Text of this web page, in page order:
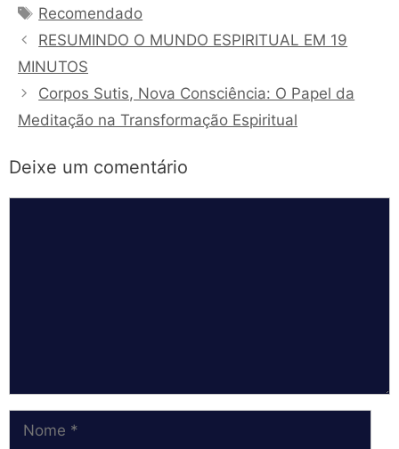
Tags
Recomendado
RESUMINDO O MUNDO ESPIRITUAL EM 19
MINUTOS
Corpos Sutis, Nova Consciência: O Papel da
Meditação na Transformação Espiritual
Deixe um comentário